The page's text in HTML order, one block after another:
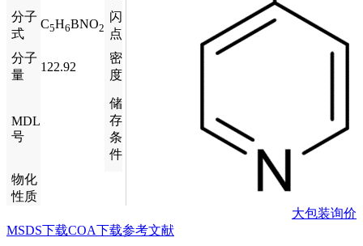
分子
式
C5H6BNO2
闪
点
分子
量
122.92
密
度
MDL
号
储
存
条
件
物化
性质
大包装询价
MSDS下载COA下载参考文献